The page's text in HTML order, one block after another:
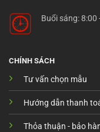
Buổi sáng: 8:00
CHÍNH SÁCH
Tư vấn chọn mẫu
Hướng dẫn thanh
Thỏa thuận - bảo